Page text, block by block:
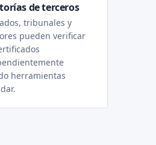
de terceros
tribunales y
pueden verificar
herramientas